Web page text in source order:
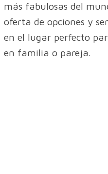
más fabulosas del
oferta de opciones y
en el lugar perfecto
en familia o pareja.